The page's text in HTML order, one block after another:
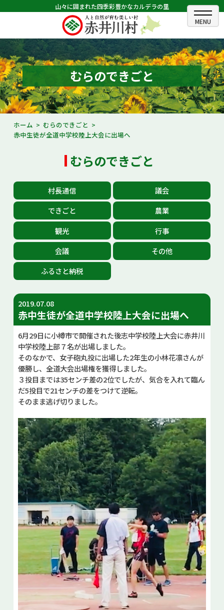
山々に囲まれた四季彩豊かなカルデラの里
ホーム
むらのできごと
むらのプロフィール
くらしの情報
村長室
観光・イベント情報
あかいがわ広報
お問い合せ
Select Language▼
むらのできごと
ホーム
むらのできごと
赤中生徒が全道中学校陸上大会に出場へ
むらのできごと
村長通信
議会
できごと
農業
観光
行事
会議
その他
ふるさと納税
2019.07.08
赤中生徒が全道中学校陸上大会に出場へ
6月29日に小樽市で開催された後志中学校陸上大会に赤井川
中学校陸上部７名が出場しました。
そのなかで、女子砲丸投に出場した2年生の小林花凛さんが
優勝し、全道大会出場権を獲得しました。
３投目までは35センチ差の2位でしたが、気合を入れて臨ん
だ5投目で21センチの差をつけて逆転。
そのまま逃げ切りました。